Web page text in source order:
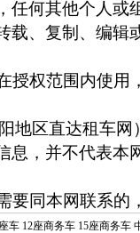
任何其他个人或
载、复制、编辑
授权范围内使用
地区直达租车网
息，并不代表本
要同本网联系的
车 12座商务车 15座商务车